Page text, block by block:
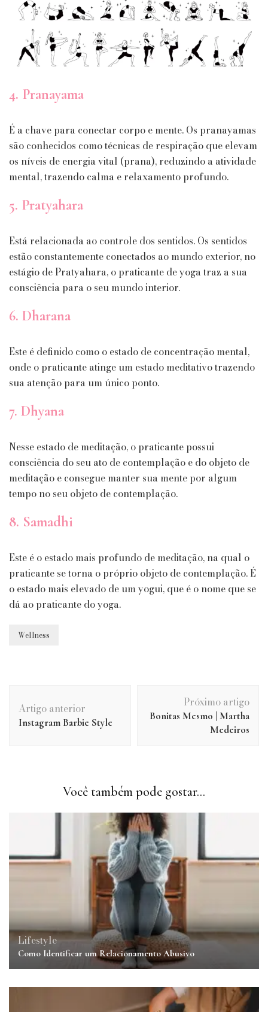
4. Pranayama
É a chave para conectar corpo e mente. Os pranayamas
são conhecidos como técnicas de respiração que elevam
os níveis de energia vital (prana), reduzindo a atividade
mental, trazendo calma e relaxamento profundo.
5. Pratyahara
Está relacionada ao controle dos sentidos. Os sentidos
estão constantemente conectados ao mundo exterior, no
estágio de Pratyahara, o praticante de yoga traz a sua
consciência para o seu mundo interior.
6. Dharana
Este é definido como o estado de concentração mental,
onde o praticante atinge um estado meditativo trazendo
sua atenção para um único ponto.
7. Dhyana
Nesse estado de meditação, o praticante possui
consciência do seu ato de contemplação e do objeto de
meditação e consegue manter sua mente por algum
tempo no seu objeto de contemplação.
8. Samadhi
Este é o estado mais profundo de meditação, na qual o
praticante se torna o próprio objeto de contemplação. É
o estado mais elevado de um yogui, que é o nome que se
dá ao praticante do yoga.
Wellness
de
post
Artigo anterior
Instagram Barbie Style
Próximo artigo
Bonitas Mesmo | Martha
Medeiros
Você também pode gostar...
Lifestyle
Como Identificar um Relacionamento Abusivo